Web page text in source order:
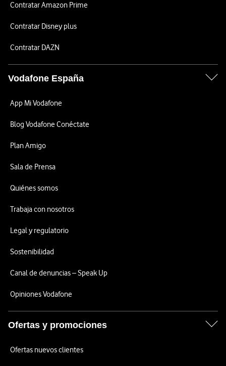
Contratar Amazon Prime
Contratar Disney plus
Contratar DAZN
Vodafone España
App Mi Vodafone
Blog Vodafone Conéctate
Plan Amigo
Sala de Prensa
Quiénes somos
Trabaja con nosotros
Legal y regulatorio
Sostenibilidad
Canal de denuncias – Speak Up
Opiniones Vodafone
Ofertas y promociones
Ofertas nuevos clientes